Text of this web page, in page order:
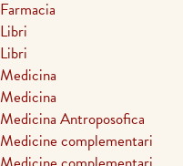
Farmacia
Libri
Libri
Medicina
Medicina
Medicina Antroposofica
Medicine complementari